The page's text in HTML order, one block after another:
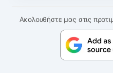
Ακολουθήστε μας στις